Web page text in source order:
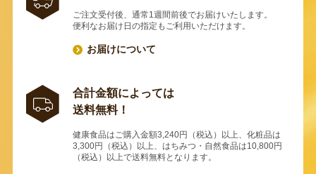
ご注文受付後、通常1週間前後でお届けいたします。
便利なお届け日の指定もご利用いただけます。
お届けについて
合計金額によっては
送料無料！
健康食品はご購入金額3,240円（税込）以上、化粧品は
3,300円（税込）以上、はちみつ・自然食品は10,800円
（税込）以上で送料無料となります。